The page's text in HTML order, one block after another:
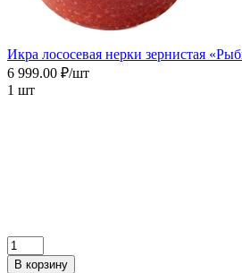
Икра лососевая нерки зернистая
6 999.00 ₽/шт
1 шт
В корзину